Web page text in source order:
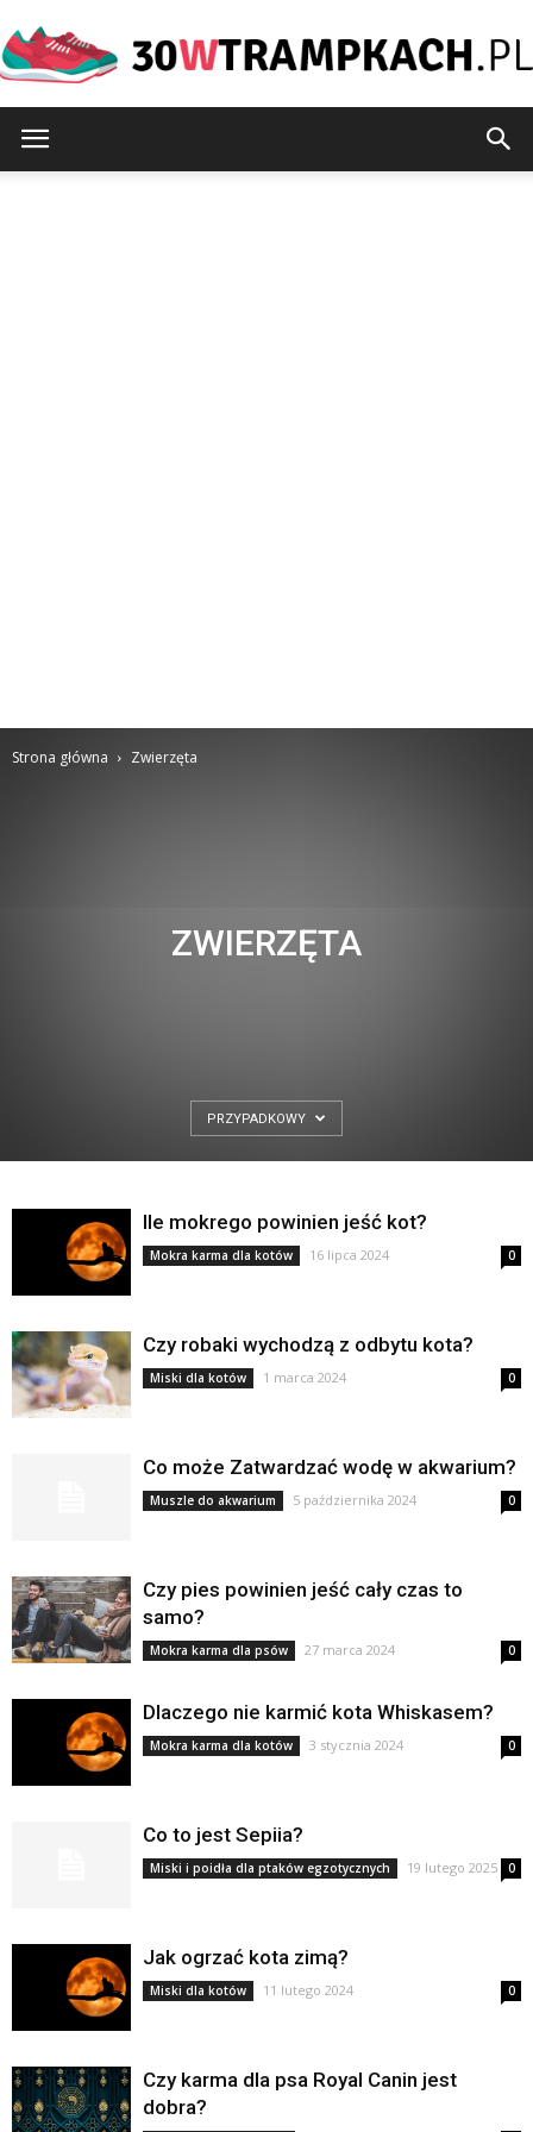
Strona główna Zwierzęta
ZWIERZĘTA
PRZYPADKOWY
Ile mokrego powinien jeść kot?
Mokra karma dla kotów 16 lipca 2024 0
Czy robaki wychodzą z odbytu kota?
Miski dla kotów 1 marca 2024 0
Co może Zatwardzać wodę w akwarium?
Muszle do akwarium 5 października 2024 0
Czy pies powinien jeść cały czas to
samo?
Mokra karma dla psów 27 marca 2024 0
Dlaczego nie karmić kota Whiskasem?
Mokra karma dla kotów 3 stycznia 2024 0
Co to jest Sepiia?
Miski i poidła dla ptaków egzotycznych 19 lutego 2025 0
Jak ogrzać kota zimą?
Miski dla kotów 11 lutego 2024 0
Czy karma dla psa Royal Canin jest
dobra?